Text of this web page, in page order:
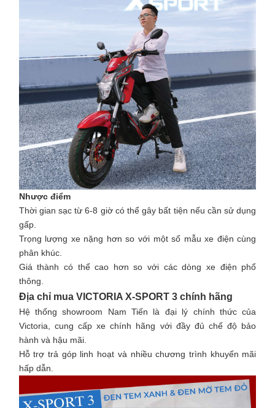
Nhược điểm
Thời gian sạc từ 6-8 giờ có thể gây bất tiện nếu cần sử dụng
gấp.
Trọng lượng xe nặng hơn so với một số mẫu xe điện cùng
phân khúc.
Giá thành có thể cao hơn so với các dòng xe điện phổ
thông.
Địa chỉ mua VICTORIA X-SPORT 3 chính hãng
Hệ thống showroom Nam Tiến là đại lý chính thức của
Victoria, cung cấp xe chính hãng với đầy đủ chế độ bảo
hành và hậu mãi.
Hỗ trợ trả góp linh hoạt và nhiều chương trình khuyến mãi
hấp dẫn.